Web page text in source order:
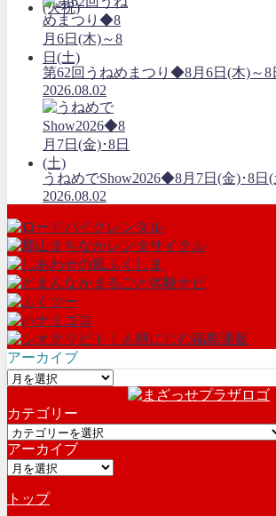
第62回うねめまつり◆8月6日(木)～8
2026.08.02
うねめでShow2026◆8月7日(金)･8日
2026.08.02
アーカイブ
ア
カ
イ
ブ
カテゴリー
カ
テ
ゴ
ー
アーカイブ
ア
カトップ